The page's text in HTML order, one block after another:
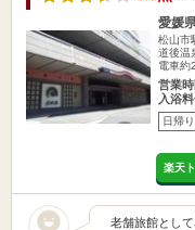
愛媛
松山市
道後温
電車約
営業時
入浴
日帰り
楽天
老舗旅館として